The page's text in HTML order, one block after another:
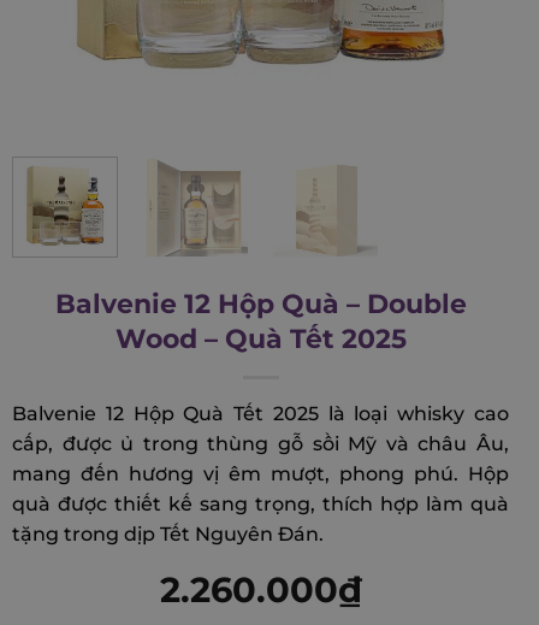
Balvenie 12 Hộp Quà – Double
Wood – Quà Tết 2025
Balvenie 12 Hộp Quà Tết 2025 là loại whisky cao
cấp, được ủ trong thùng gỗ sồi Mỹ và châu Âu,
mang đến hương vị êm mượt, phong phú. Hộp
quà được thiết kế sang trọng, thích hợp làm quà
tặng trong dịp Tết Nguyên Đán.
2.260.000₫